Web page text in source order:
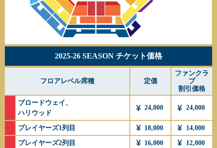
2025-26 SEASON チケット価格
フロアレベル席種 定価
ファンクラ
ブ
割引価格
ブロードウェイ、
ハリウッド
24,000 24,000
プレイヤーズ1列目 18,000 14,000
プレイヤーズ2列目 16,000 12,000